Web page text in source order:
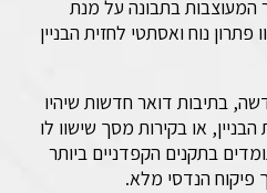
המעוצבות בתבונה על מנת
נוח ואסתטי לחזית הבניין
בתיבות דואר חדשות שיהיו
או בקירות מסך שישוו לו
בתקנים הקפדניים ביותר
פיקוח הנדסי מלא.